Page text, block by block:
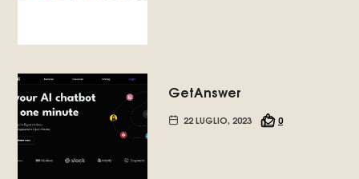
GetAnswer
22 LUGLIO, 2023 0